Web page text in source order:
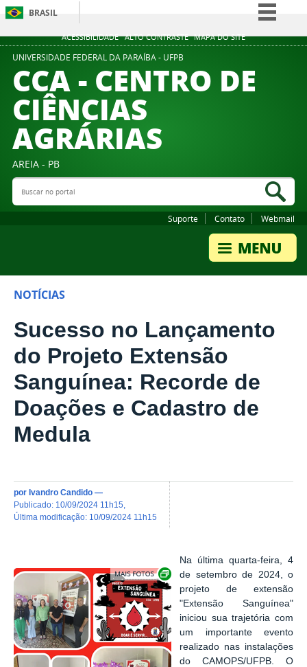
ACESSIBILIDADE ALTO CONTRASTE MAPA DO SITE
BRASIL
Simplifique!
Participe
UNIVERSIDADE FEDERAL DA PARAÍBA - UFPB
CCA - CENTRO DE
CIÊNCIAS
AGRÁRIAS
AREIA - PB
Buscar no portal
Suporte Contato Webmail
NOTÍCIAS
Sucesso no Lançamento
do Projeto Extensão
Sanguínea: Recorde de
Doações e Cadastro de
Medula
por Ivandro Candido —
publicado: 10/09/2024 11h15
última modificação: 10/09/2024 11h15
Exibir carrossel de imagens
Na última quarta-feira, 4
de setembro de 2024, o
projeto de extensão
"Extensão Sanguínea"
iniciou sua trajetória com
um importante evento
realizado nas instalações
do CAMOPS/UFPB. O